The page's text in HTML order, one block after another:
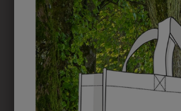
313607410021
KASACK CHARISMA
TÜRKIS
€ 40,90